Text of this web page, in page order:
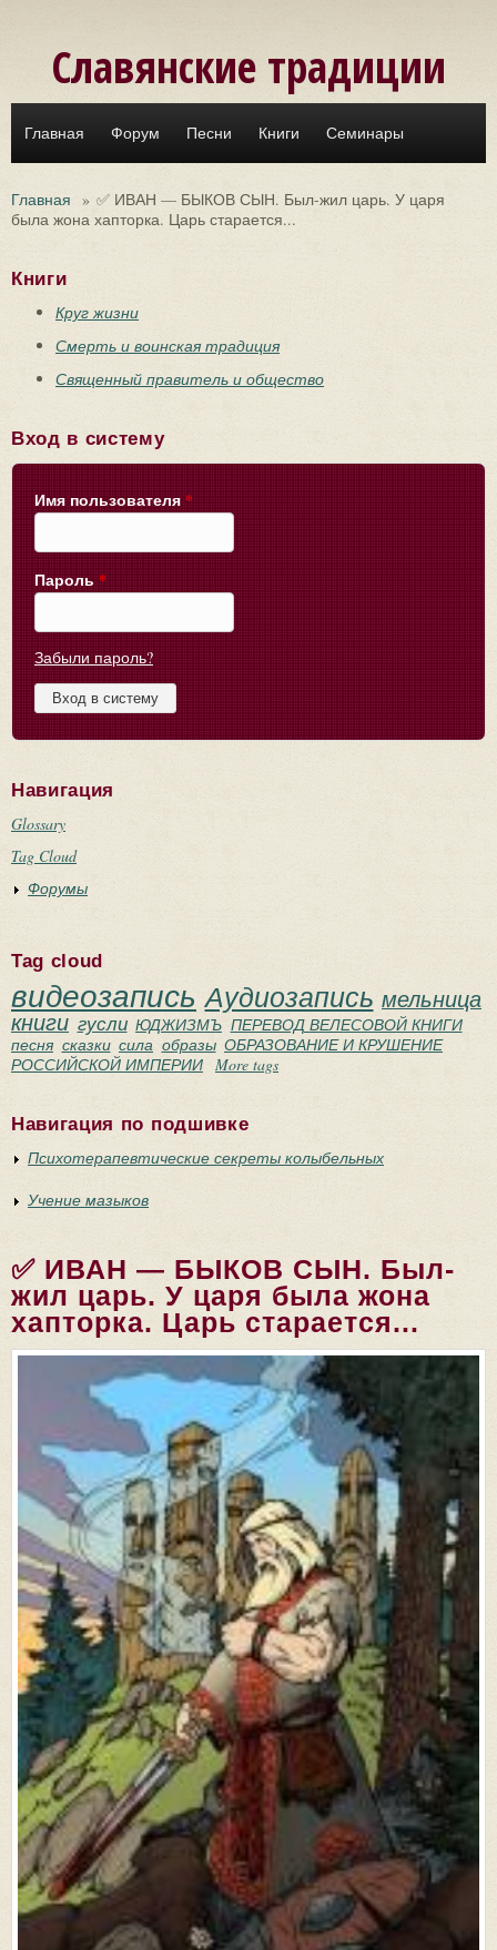
Славянские традиции
Главная Форум Песни Книги Семинары
Главная » ✅ ИВАН — БЫКОВ СЫН. Был-жил царь. У царя
была жона хапторка. Царь старается...
Книги
Круг жизни
Смерть и воинская традиция
Священный правитель и общество
Вход в систему
Имя пользователя *
Пароль *
Забыли пароль?
Навигация
Glossary
Tag Cloud
Форумы
Tag cloud
видеозапись Аудиозапись мельница
книги гусли ЮДЖИЗМЪ ПЕРЕВОД ВЕЛЕСОВОЙ КНИГИ
песня сказки сила образы ОБРАЗОВАНИЕ И КРУШЕНИЕ
РОССИЙСКОЙ ИМПЕРИИ
More tags
Навигация по подшивке
Психотерапевтические секреты колыбельных
Учение мазыков
✅ ИВАН — БЫКОВ СЫН. Был-
жил царь. У царя была жона
хапторка. Царь старается...